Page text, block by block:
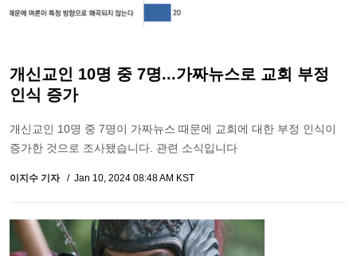
개신교인 10명 중 7명...가짜뉴스로 교회 부정
인식 증가
개신교인 10명 중 7명이 가짜뉴스 때문에 교회에 대한 부정 인식이
증가한 것으로 조사됐습니다. 관련 소식입니다
이지수 기자 Jan 10, 2024 08:48 AM KST